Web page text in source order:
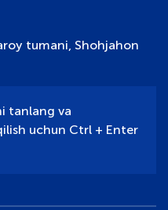
tumani, Shohjahon
tanlang va
uchun Ctrl + Enter